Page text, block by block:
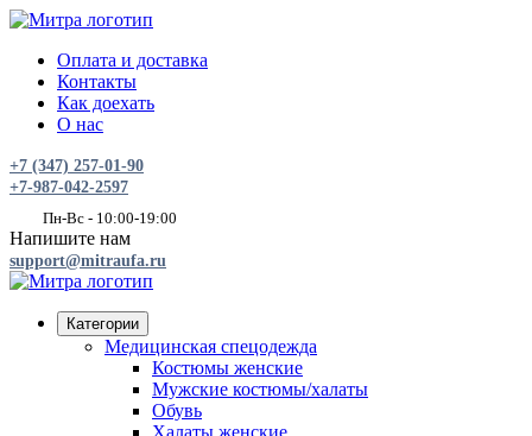
Оплата и доставка
Контакты
Как доехать
О нас
+7 (347) 257-01-90
+7-987-042-2597
Пн-Вс - 10:00-19:00
Напишите нам
support@mitraufa.ru
Категории
Медицинская спецодежда
Костюмы женские
Мужские костюмы/халаты
Обувь
Халаты женские